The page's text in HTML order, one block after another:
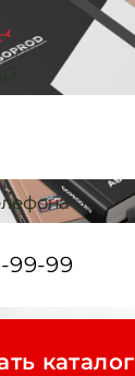
каталог